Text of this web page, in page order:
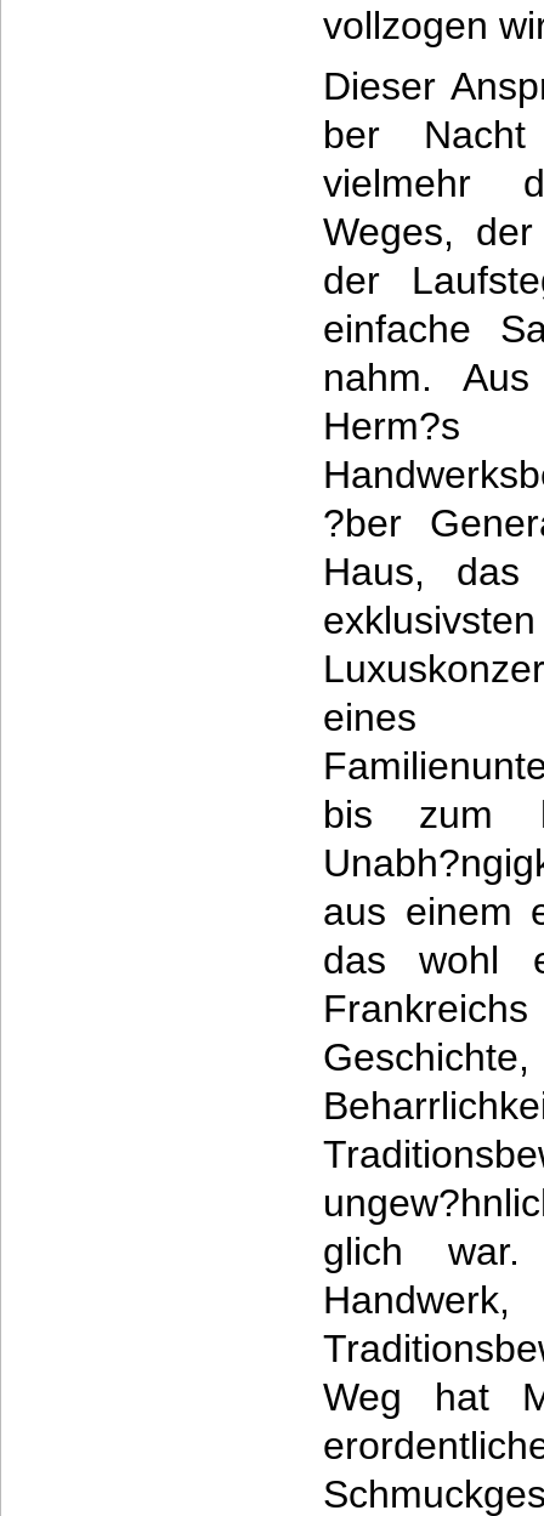
vollzogen
Dieser
ber
vielmehr
Weges,
der
einfache
nahm.
?ber
Haus,
eines
bis zum
aus einem
das wohl
glich
Weg hat